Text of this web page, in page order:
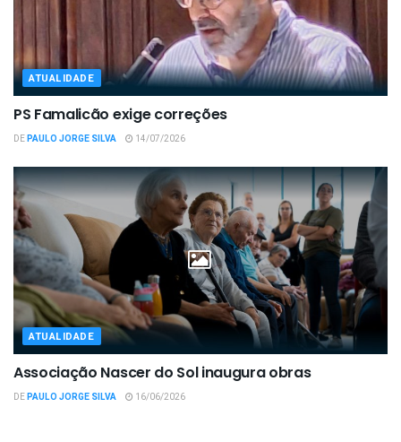
ATUALIDADE
PS Famalicão exige correções
DEPAULO JORGE SILVA 14/07/2026
ATUALIDADE
Associação Nascer do Sol inaugura obras
DEPAULO JORGE SILVA 16/06/2026